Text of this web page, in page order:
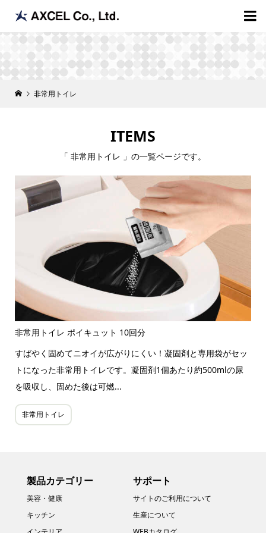

非常用トイレ
ITEMS
「 非常用トイレ 」の一覧ページです。
非常用トイレ ポイキュット 10回分
すばやく固めてニオイが広がりにくい！凝固剤と専用袋がセッ
トになった非常用トイレです。凝固剤1個あたり約500mlの尿
を吸収し、固めた後は可燃...
非常用トイレ
製品カテゴリー
美容・健康
キッチン
サポート
サイトのご利用について
生産について